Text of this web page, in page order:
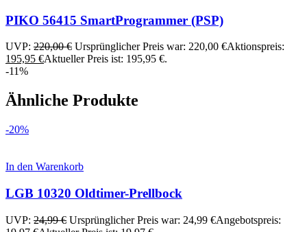
PIKO 56415 SmartProgrammer (PSP)
UVP: 220,00€ Ursprünglicher Preis war: 220,00 €Aktionspreis:
195,95 €Aktueller Preis ist: 195,95 €.
-11%
Ähnliche Produkte
-20%
In den Warenkorb
LGB 10320 Oldtimer-Prellbock
UVP: 24,99€ Ursprünglicher Preis war: 24,99 €Angebotspreis: